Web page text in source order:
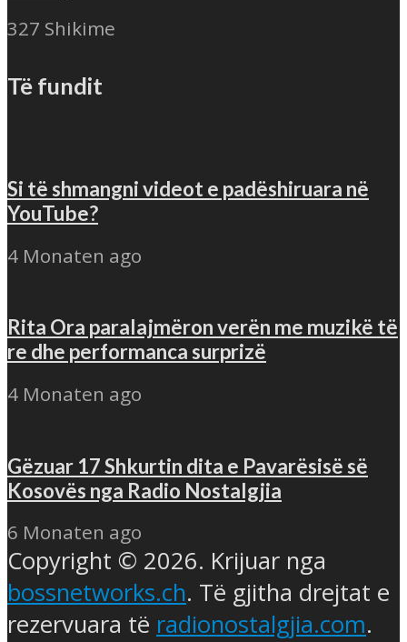
327 Shikime
Të fundit
Si të shmangni videot e padëshiruara në
YouTube?
4 Monaten ago
Rita Ora paralajmëron verën me muzikë të
re dhe performanca surprizë
4 Monaten ago
Gëzuar 17 Shkurtin dita e Pavarësisë së
Kosovës nga Radio Nostalgjia
6 Monaten ago
Copyright © 2026. Krijuar nga
bossnetworks.ch. Të gjitha drejtat e
rezervuara të radionostalgjia.com.